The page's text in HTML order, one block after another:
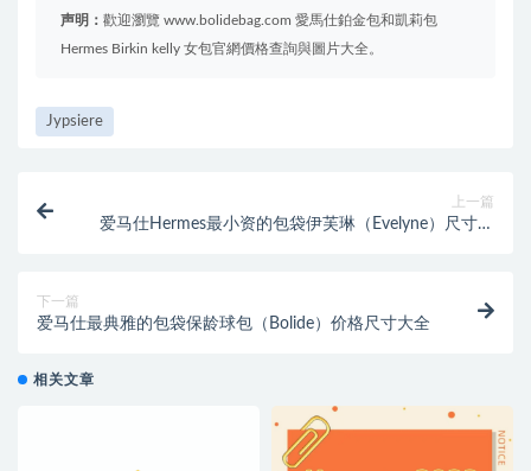
声明： 歡迎瀏覽 www.bolidebag.com 愛馬仕鉑金包和凱莉包
Hermes Birkin kelly 女包官網價格查詢與圖片大全。
Jypsiere
上一篇
爱马仕Hermes最小资的包袋伊芙琳（Evelyne）尺寸价
下一篇
爱马仕最典雅的包袋保龄球包（Bolide）价格尺寸大全
相关文章